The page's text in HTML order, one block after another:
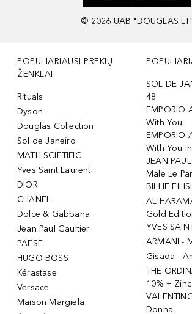
© 2026 UAB "DOUGLAS LT"
POPULIARIAUSI PREKIŲ
ŽENKLAI
Rituals
Dyson
Douglas Collection
Sol de Janeiro
MATH SCIETIFIC
Yves Saint Laurent
DIOR
CHANEL
Dolce & Gabbana
Jean Paul Gaultier
PAESE
HUGO BOSS
Kérastase
Versace
Maison Margiela
SOL DE
48
EMPORIO
With You
EMPORIO
With You
JEAN
Male Le
BILLIE
AL
Gold
YVES
ARMANI -
Gisada -
THE
10% +
Donna